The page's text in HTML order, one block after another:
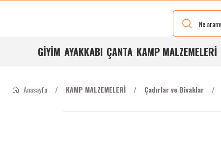
Ve Bedenleri
ile
Stoğumuzda
GİYİM AYAKKABI ÇANTA KAMP MALZEMELERİ
Anasayfa KAMP MALZEMELERİ Çadırlar ve Bivaklar